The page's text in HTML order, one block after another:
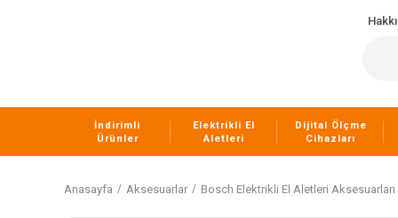
İndirimli
Ürünler
Elektrikli El
Aletleri
Dijital Ölçme
Cihazları
Anasayfa Aksesuarlar Bosch Elektrikli El Aletleri Aksesuarları